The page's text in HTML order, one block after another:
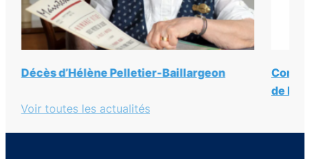
Baillargeon
Communiqué du dialogue
de Montréal sur la tuerie de
Voir toutes les actualités